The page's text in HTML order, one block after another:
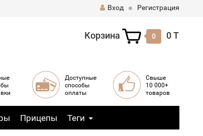
Вход Регистрация
Корзина 0 0 T
Доступные
способы
оплаты
Свыше
10 000+
товаров
Прицепы Теги